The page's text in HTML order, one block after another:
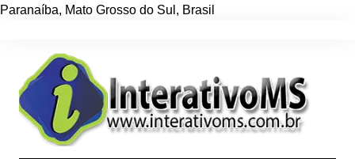
Paranaíba, Mato Grosso do Sul , Brasil
conteúdo